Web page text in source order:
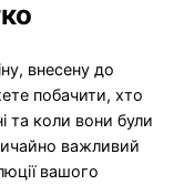
внесену до
побачити, хто
та коли вони були
важливий
вашого